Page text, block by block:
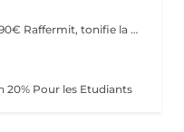
10 séances Radiofréquence corps 490€ Raffermit, tonifie la peau . Reduction de la cellulite
20% Pour les Etudiants